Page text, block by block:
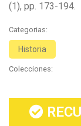
(1), pp. 173-194.
Categorias:
Historia
Colecciones: